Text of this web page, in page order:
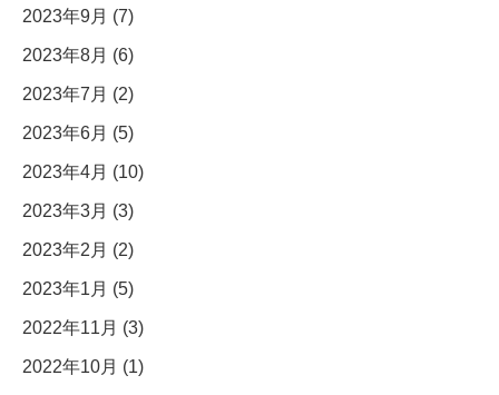
2023年9月 (7)
2023年8月 (6)
2023年7月 (2)
2023年6月 (5)
2023年4月 (10)
2023年3月 (3)
2023年2月 (2)
2023年1月 (5)
2022年11月 (3)
2022年10月 (1)